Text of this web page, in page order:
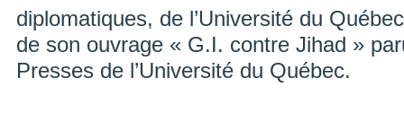
diplomatiques, de l’Université du
de son ouvrage « G.I. contre Jihad »
Presses de l’Université du Québec.